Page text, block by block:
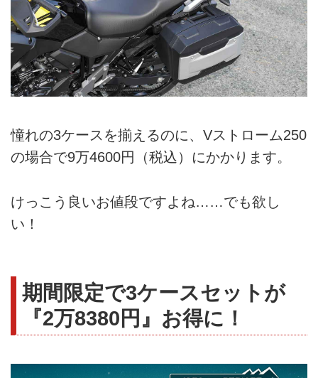
憧れの3ケースを揃えるのに、Vストローム250
の場合で9万4600円（税込）にかかります。
けっこう良いお値段ですよね……でも欲し
い！
期間限定で3ケースセットが
『2万8380円』お得に！